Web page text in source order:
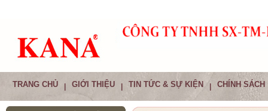
TRANG CHỦ GIỚI THIỆU TIN TỨC & SỰ KIỆN CHÍNH SÁCH